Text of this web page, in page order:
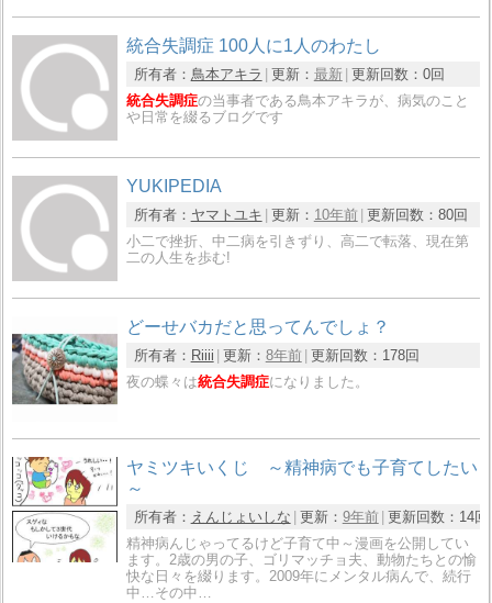
統合失調症 100人に1人のわたし
所有者： 鳥本アキラ 更新： 最新 更新回数： 0回
統合失調症の当事者である鳥本アキラが、病気のこと
や日常を綴るブログです
YUKIPEDIA
所有者： ヤマトユキ 更新： 10年前 更新回数： 80回
小二で挫折、中二病を引きずり、高二で転落、現在第
二の人生を歩む!
どーせバカだと思ってんでしょ？
所有者： Riiii 更新： 8年前 更新回数： 178回
夜の蝶々は統合失調症になりました。
ヤミツキいくじ ～精神病でも子育てしたい
～
所有者： えんじょいしな 更新： 9年前 更新回数： 14回
精神病んじゃってるけど子育て中～漫画を公開してい
ます。2歳の男の子、ゴリマッチョ夫、動物たちとの愉
快な日々を綴ります。2009年にメンタル病んで、続行
中…その中…